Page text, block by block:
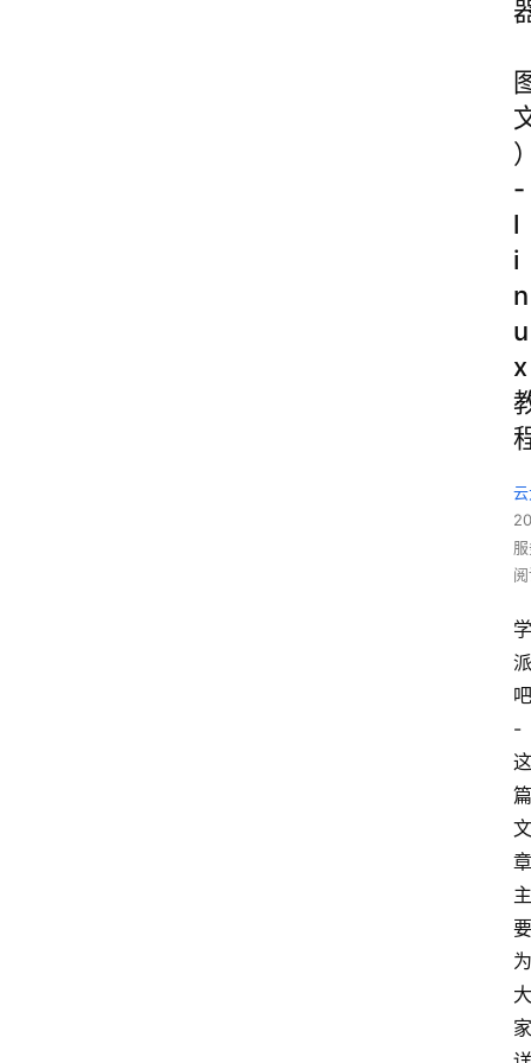
-
l
i
n
u
x
学
派
吧
-
这
篇
文
章
主
要
为
大
家